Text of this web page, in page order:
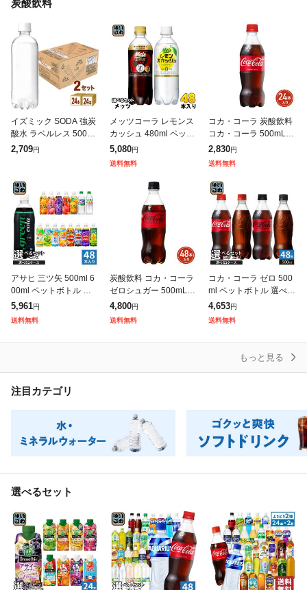
炭酸飲料
イズミック SODA 強炭
酸水 ラベルレス 500ml
合計48本 24本入×2ケ
2,709円
メッツコーラ レモンス
カッシュ 480ml ペット
ボトル 選べる 48本 (24
本×2) キリン 特定保健
用食品 炭酸飲料 強炭
5,080円
送料無料
コカ・コーラ 炭酸飲料
コカ・コーラ 500mL×2
4本(24本×1ケース) 260
5jccc
2,830円
送料無料
アサヒ 三ツ矢 500ml 6
00ml ペットボトル 選
べる 48本 (24本×2 まと
め買い) よりどり 熱中
5,961円
送料無料
炭酸飲料 コカ・コーラ
ゼロシュガー 500mL×4
8本(24本×2ケース) 260
5jccc
4,800円
送料無料
コカ・コーラ ゼロ 500
ml ペットボトル 選べる
48本 (24本×2 まとめ買
い) よりどり 炭酸飲料
4,653円
送料無料
もっと見る
注目カテゴリ
選べるセット